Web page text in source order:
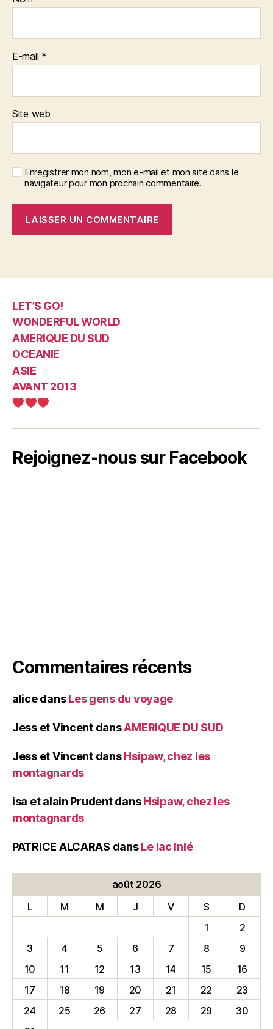
E-mail *
Site web
Enregistrer mon nom, mon e-mail et mon site dans le
navigateur pour mon prochain commentaire.
LET’S GO!
WONDERFUL WORLD
AMERIQUE DU SUD
OCEANIE
ASIE
AVANT 2013
Rejoignez-nous sur Facebook
Commentaires récents
alicedansLes gens du voyage
Jess et VincentdansAMERIQUE DU SUD
Jess et VincentdansHsipaw, chez les
montagnards
isa et alain PrudentdansHsipaw, chez les
montagnards
PATRICE ALCARAS dansLe lac Inlé
août 2026
L
M M J V S
D
1
2
3
4 5 6 7 8
9
10
11 12 13 14 15
16
17
18 19 20 21 22
23
24
25 26 27 28 29
30